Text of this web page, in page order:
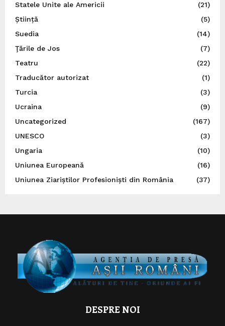
Statele Unite ale Americii
(21)
Știință
(5)
Suedia
(14)
Ţările de Jos
(7)
Teatru
(22)
Traducător autorizat
(1)
Turcia
(3)
Ucraina
(9)
Uncategorized
(167)
UNESCO
(3)
Ungaria
(10)
Uniunea Europeană
(16)
Uniunea Ziariștilor Profesioniști din România
(37)
DESPRE NOI